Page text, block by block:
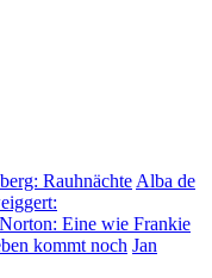
Rauhnächte Alba de
Eine wie Frankie
kommt noch Jan